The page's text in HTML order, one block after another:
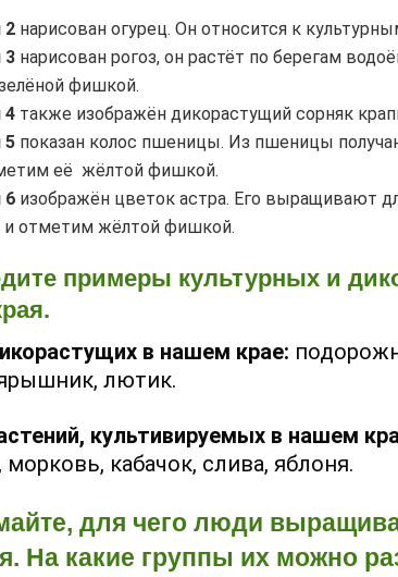
2 нарисован огурец. Он относится к
3 нарисован рогоз, он растёт по берегам
фишкой.
4 также изображён дикорастущий сорняк
5 показан колос пшеницы. Из пшеницы
её жёлтой фишкой.
6 изображён цветок астра. Его выращивают
и отметим жёлтой фишкой.
примеры культурных и
в нашем крае:
лютик.
культивируемых в нашем
морковь, кабачок, слива, яблоня.
для чего люди
На какие группы их можно